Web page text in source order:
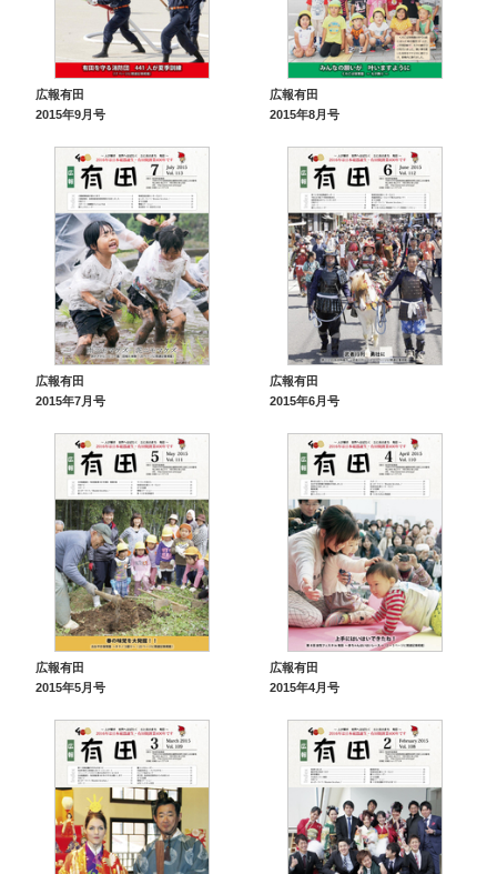
広報有田
2015年9月号
広報有田
2015年8月号
広報有田
2015年7月号
広報有田
2015年6月号
広報有田
2015年5月号
広報有田
2015年4月号